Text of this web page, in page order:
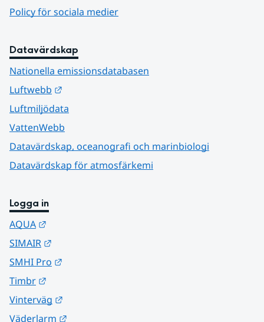
Policy för sociala medier
Datavärdskap
Nationella emissionsdatabasen
Luftwebb
Luftmiljödata
VattenWebb
Datavärdskap, oceanografi och marinbiologi
Datavärdskap för atmosfärkemi
Logga in
AQUA
SIMAIR
SMHI Pro
Timbr
Vinterväg
Väderlarm